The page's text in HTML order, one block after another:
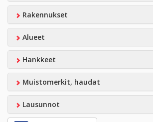
Rakennukset
Alueet
Hankkeet
Muistomerkit, haudat
Lausunnot